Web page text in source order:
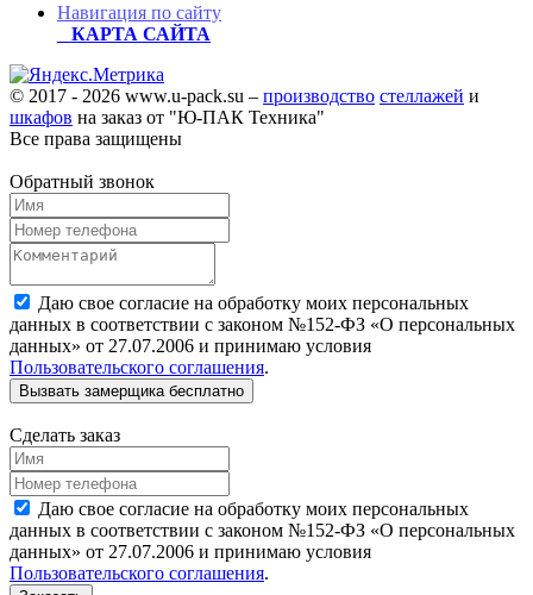
Навигация по сайту
КАРТА САЙТА
© 2017 - 2026 www.u-pack.su – производство стеллажей и
шкафов на заказ от "Ю-ПАК Техника"
Все права защищены
Обратный звонок
Даю свое согласие на обработку моих персональных
данных в соответствии с законом №152-ФЗ «О персональных
данных» от 27.07.2006 и принимаю условия
Пользовательского соглашения.
Сделать заказ
Даю свое согласие на обработку моих персональных
данных в соответствии с законом №152-ФЗ «О персональных
данных» от 27.07.2006 и принимаю условия
Пользовательского соглашения.